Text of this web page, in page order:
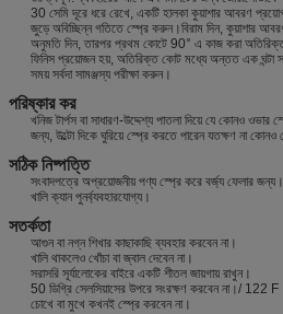
30 সেমি দূরে ধরে রেখে, একটি হালকা কুয়াশার আবরণ
জুড়ে অবিচ্ছিন্ন গতিতে স্প্রে করুন।বিরাম দিন, কুয়াশার
অনুমতি দিন, তারপর প্রথম কোটে 90° এ কাজ করা
ফিনিস প্রয়োজন হয়, অতিরিক্ত কোট মধ্যে অন্তত এক ঘন্টা
সময় সর্বদা সামঞ্জস্য পরীক্ষা করুন।
পরিষ্কার কর
খনিজ টার্পস বা সাধারণ-উদ্দেশ্য পাতলা দিয়ে যে কোনও ওভার
জন্য, উল্টো দিকে ঘুরিয়ে স্প্রে করতে পারেন যতক্ষণ না কোনও
সঠিক নিষ্পত্তি
সংবাদপত্রে অপ্রয়োজনীয় পণ্য স্প্রে করে বর্জ্য ফেলার জন্য।
খালি ক্যান পুনর্ব্যবহারযোগ্য।
সতর্কতা
আগুন বা নগ্ন শিখার কাছাকাছি ব্যবহার করবেন না।
খালি থাকলেও খোঁচা বা জ্বাল দেবেন না।
সরাসরি সূর্যালোকের বাইরে একটি শীতল জায়গায় রাখুন।
50 ডিগ্রি সেলসিয়াসের উপরে সংরক্ষণ করবেন না।/ 122 F
চোখে বা মুখে কখনই স্প্রে করবেন না।